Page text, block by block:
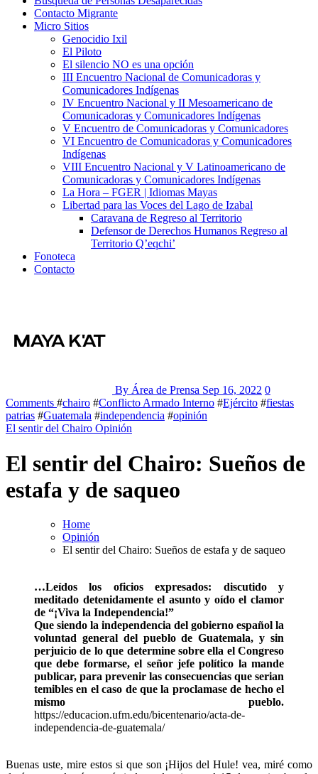
Contacto Migrante
Micro Sitios
Genocidio Ixil
El Piloto
El silencio NO es una opción
III Encuentro Nacional de Comunicadoras y
Comunicadores Indígenas
IV Encuentro Nacional y II Mesoamericano de
Comunicadoras y Comunicadores Indígenas
V Encuentro de Comunicadoras y Comunicadores
VI Encuentro de Comunicadoras y Comunicadores
Indígenas
VIII Encuentro Nacional y V Latinoamericano de
Comunicadoras y Comunicadores Indígenas
La Hora – FGER | Idiomas Mayas
Libertad para las Voces del Lago de Izabal
Caravana de Regreso al Territorio
Defensor de Derechos Humanos Regreso al
Territorio Q’eqchi’
Fonoteca
Contacto
By Área de Prensa Sep 16, 2022 0
Comments #chairo #Conflicto Armado Interno #Ejército #fiestas
patrias #Guatemala #independencia #opinión
El sentir del Chairo Opinión
El sentir del Chairo: Sueños de
estafa y de saqueo
Home
Opinión
El sentir del Chairo: Sueños de estafa y de saqueo
…Leídos los oficios expresados: discutido y
meditado detenidamente el asunto y oído el clamor
de “¡Viva la Independencia!”
Que siendo la independencia del gobierno español la
voluntad general del pueblo de Guatemala, y sin
perjuicio de lo que determine sobre ella el Congreso
que debe formarse, el señor jefe político la mande
publicar, para prevenir las consecuencias que serian
temibles en el caso de que la proclamase de hecho el
mismo pueblo.
https://educacion.ufm.edu/bicentenario/acta-de-
independencia-de-guatemala/
Buenas uste, mire estos si que son ¡Hijos del Hule! vea, miré como